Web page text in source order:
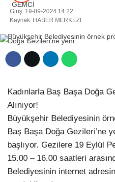
YEREL HABERLER
Giriş: 19-09-2024 14:22
Kaynak: HABER MERKEZI
Kadınlarla Baş Başa Doğa
Alınıyor!
Büyükşehir Belediyesinin
Baş Başa Doğa Gezileri’ne
başlıyor. Gezilere 19 Eylül
15.00 – 16.00 saatleri
Belediyesinin internet